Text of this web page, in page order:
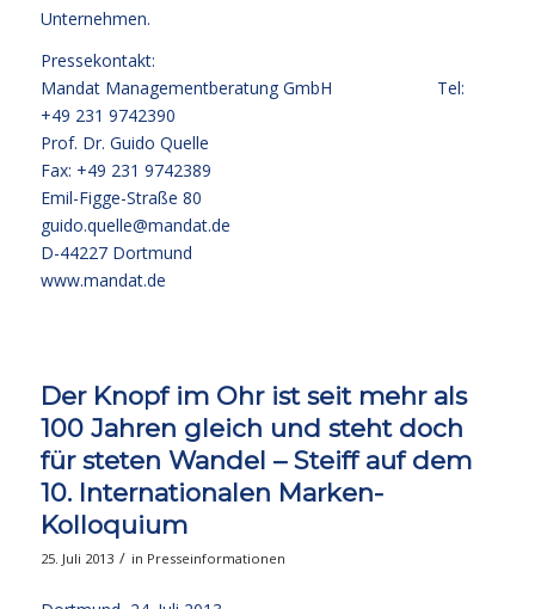
Unternehmen.
Pressekontakt:
Mandat Managementberatung GmbH Tel:
+49 231 9742390
Prof. Dr. Guido Quelle
Fax: +49 231 9742389
Emil-Figge-Straße 80
guido.quelle@mandat.de
D-44227 Dortmund
www.mandat.de
Der Knopf im Ohr ist seit mehr als
100 Jahren gleich und steht doch
für steten Wandel – Steiff auf dem
10. Internationalen Marken-
Kolloquium
25. Juli 2013 / in Presseinformationen